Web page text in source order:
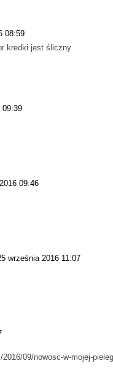
08:59
kredki jest śliczny
09:39
09:46
września 2016 11:07
09/nowosc-w-mojej-